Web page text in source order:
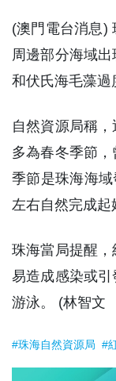
(澳門電台消息)
周邊部分海域
和伏氏海毛藻過
自然資源局稱
多為春冬季節
季節是珠海海
左右自然完成起
珠海當局提醒
易造成感染或
游泳。 (林智文
#珠海自然資源局 #